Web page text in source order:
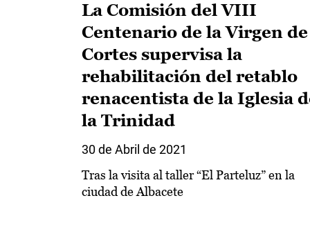
La Comisión del VIII
Centenario de la Virgen de
Cortes supervisa la
rehabilitación del retablo
renacentista de la Iglesia
la Trinidad
30 de Abril de 2021
Tras la visita al taller “El Parteluz” en la
ciudad de Albacete